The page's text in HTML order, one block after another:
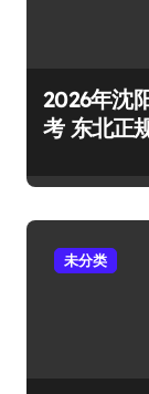
2026年沈
考 东北正
未分类